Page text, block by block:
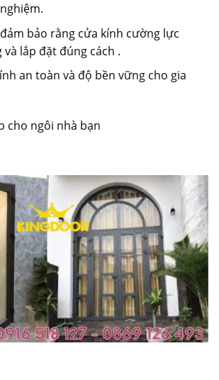
bảo rằng cửa kính cường lực
và lắp đặt đúng cách .
an toàn và độ bền vững cho gia
cho ngôi nhà bạn